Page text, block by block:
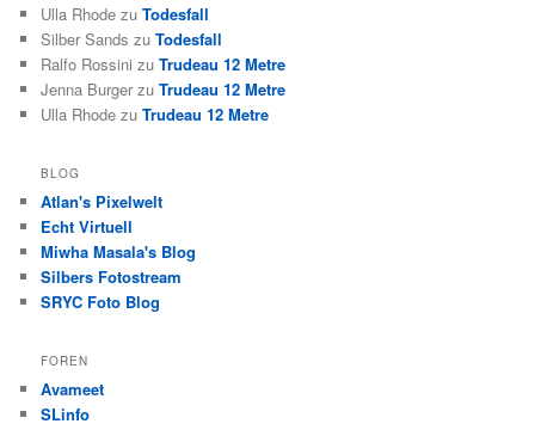
Ulla Rhode zuTodesfall
Silber Sands zuTodesfall
Ralfo Rossini zuTrudeau 12 Metre
Jenna Burger zuTrudeau 12 Metre
Ulla Rhode zuTrudeau 12 Metre
BLOG
Atlan's Pixelwelt
Echt Virtuell
Miwha Masala's Blog
Silbers Fotostream
SRYC Foto Blog
FOREN
Avameet
SLinfo